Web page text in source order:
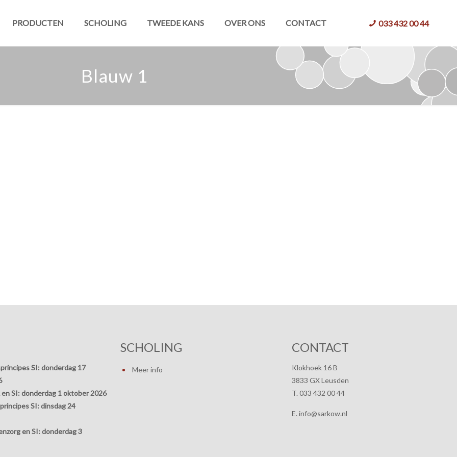
PRODUCTEN SCHOLING TWEEDE KANS OVER ONS CONTACT 033 432 00 44
Blauw 1
SI: donderdag 17
SI: donderdag 1 oktober 2026
SI: dinsdag 24
en SI: donderdag 3
SCHOLING
Meer info
CONTACT
Klokhoek 16 B
3833 GX Leusden
T. 033 432 00 44
E. info@sarkow.nl